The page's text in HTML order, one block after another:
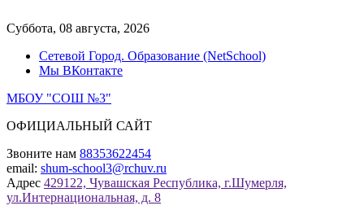
к
Суббота, 08 августа, 2026
Сетевой Город. Образование (NetSchool)
Мы ВКонтакте
МБОУ "СОШ №3"
ОФИЦИАЛЬНЫЙ САЙТ
Звоните нам 88353622454
email: shum-school3@rchuv.ru
Адрес 429122, Чувашская Республика, г.Шумерля,
ул.Интернациональная, д. 8